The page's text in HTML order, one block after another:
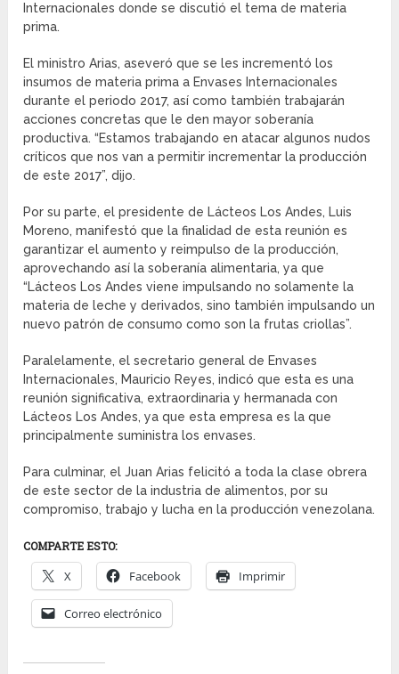
Internacionales donde se discutió el tema de materia
prima.
El ministro Arias, aseveró que se les incrementó los
insumos de materia prima a Envases Internacionales
durante el periodo 2017, así como también trabajarán
acciones concretas que le den mayor soberanía
productiva. “Estamos trabajando en atacar algunos nudos
críticos que nos van a permitir incrementar la producción
de este 2017”, dijo.
Por su parte, el presidente de Lácteos Los Andes, Luis
Moreno, manifestó que la finalidad de esta reunión es
garantizar el aumento y reimpulso de la producción,
aprovechando así la soberanía alimentaria, ya que
“Lácteos Los Andes viene impulsando no solamente la
materia de leche y derivados, sino también impulsando un
nuevo patrón de consumo como son la frutas criollas”.
Paralelamente, el secretario general de Envases
Internacionales, Mauricio Reyes, indicó que esta es una
reunión significativa, extraordinaria y hermanada con
Lácteos Los Andes, ya que esta empresa es la que
principalmente suministra los envases.
Para culminar, el Juan Arias felicitó a toda la clase obrera
de este sector de la industria de alimentos, por su
compromiso, trabajo y lucha en la producción venezolana.
COMPARTE ESTO:
X Facebook Imprimir
Correo electrónico